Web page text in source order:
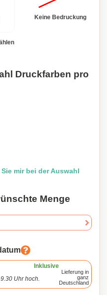
Keine Bedruckung
Druckfarben pro
Sie mir bei der Auswahl
Menge
Inklusive
Uhr hoch.
Lieferung in
ganz
Deutschland